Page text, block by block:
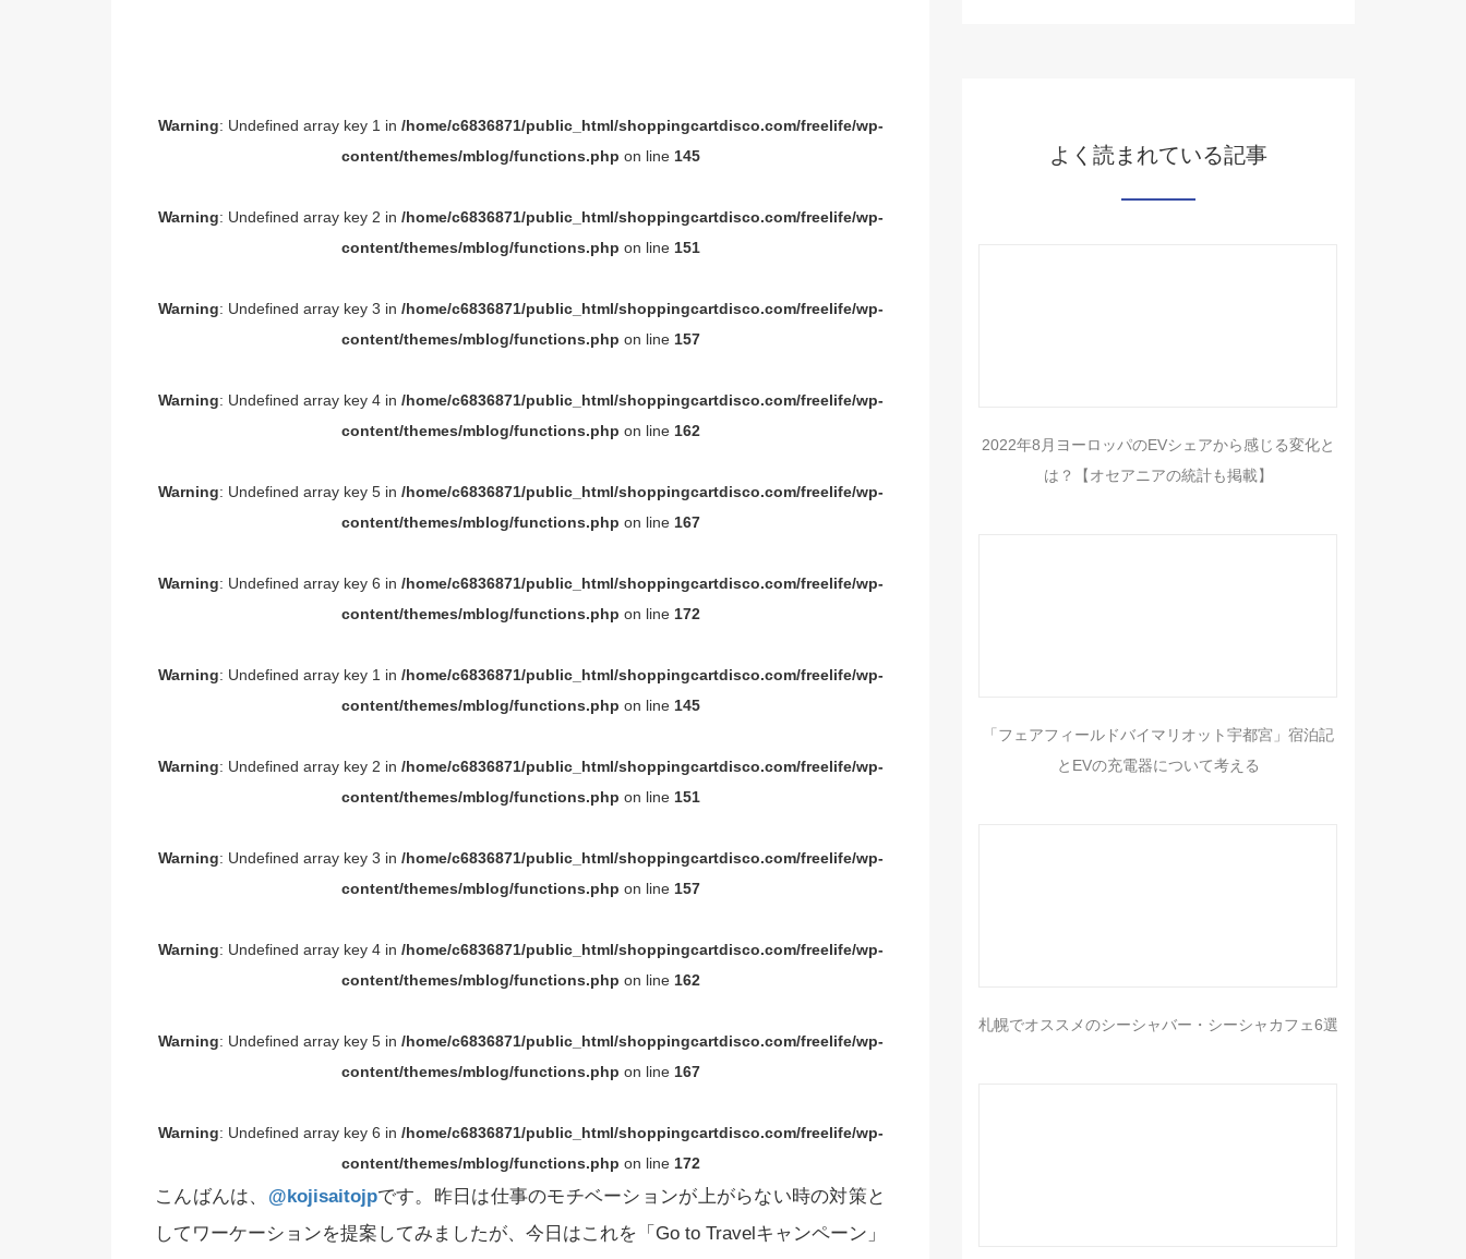
Warning: Undefined array key 1 in /home/c6836871/public_html/shoppingcartdisco.com/freelife/wp-
content/themes/mblog/functions.php on line 145
Warning: Undefined array key 2 in /home/c6836871/public_html/shoppingcartdisco.com/freelife/wp-
content/themes/mblog/functions.php on line 151
Warning: Undefined array key 3 in /home/c6836871/public_html/shoppingcartdisco.com/freelife/wp-
content/themes/mblog/functions.php on line 157
Warning: Undefined array key 4 in /home/c6836871/public_html/shoppingcartdisco.com/freelife/wp-
content/themes/mblog/functions.php on line 162
Warning: Undefined array key 5 in /home/c6836871/public_html/shoppingcartdisco.com/freelife/wp-
content/themes/mblog/functions.php on line 167
Warning: Undefined array key 6 in /home/c6836871/public_html/shoppingcartdisco.com/freelife/wp-
content/themes/mblog/functions.php on line 172
Warning: Undefined array key 1 in /home/c6836871/public_html/shoppingcartdisco.com/freelife/wp-
content/themes/mblog/functions.php on line 145
Warning: Undefined array key 2 in /home/c6836871/public_html/shoppingcartdisco.com/freelife/wp-
content/themes/mblog/functions.php on line 151
Warning: Undefined array key 3 in /home/c6836871/public_html/shoppingcartdisco.com/freelife/wp-
content/themes/mblog/functions.php on line 157
Warning: Undefined array key 4 in /home/c6836871/public_html/shoppingcartdisco.com/freelife/wp-
content/themes/mblog/functions.php on line 162
Warning: Undefined array key 5 in /home/c6836871/public_html/shoppingcartdisco.com/freelife/wp-
content/themes/mblog/functions.php on line 167
Warning: Undefined array key 6 in /home/c6836871/public_html/shoppingcartdisco.com/freelife/wp-
content/themes/mblog/functions.php on line 172
こんばんは、 @kojisaitojpです。昨日は仕事のモチベーションが上がらない時の対策と
してワーケーションを提案してみましたが、今日はこれを「Go to Travelキャンペーン」
よく読まれている記事
2022年8月ヨーロッパのEVシェアから感じる変化と
は？【オセアニアの統計も掲載】
「フェアフィールドバイマリオット宇都宮」宿泊記
とEVの充電器について考える
札幌でオススメのシーシャバー・シーシャカフェ6選